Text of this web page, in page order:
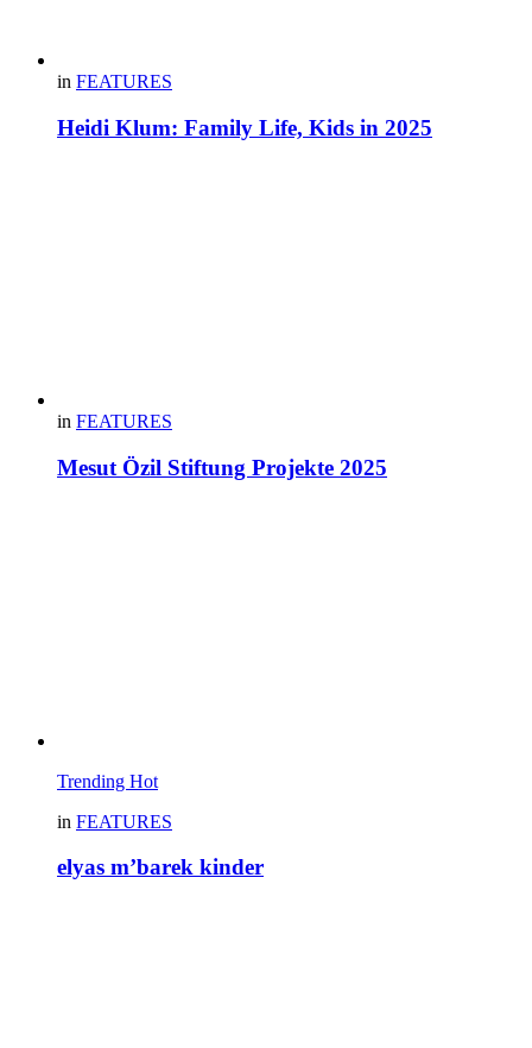
in FEATURES
Heidi Klum: Family Life, Kids in 2025
in FEATURES
Mesut Özil Stiftung Projekte 2025
Trending Hot
in FEATURES
elyas m’barek kinder